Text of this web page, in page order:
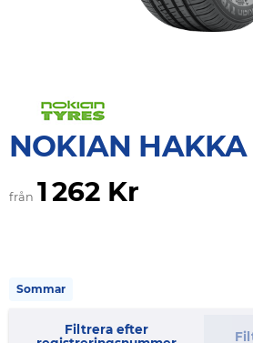
NOKIAN HAKKA
från 1 262 Kr
Sommar
Filtrera efter